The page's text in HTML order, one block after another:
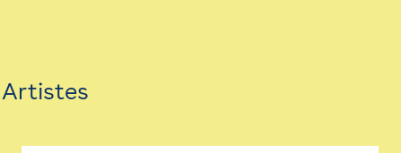
1, av. du Chateau d'eau - 31300 Toulouse
Artistes